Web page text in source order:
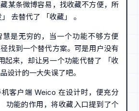
某条微博容易，找收藏不方便，所
去替代了 「收藏」 。
慧是无穷的，当一个功能不够方便
找到一个替代方案。可是用户没有
起来，却让另一个功能代替了 「收
设计的一大失误了吧。
客户端 Weico 在设计时，便充分
功能的作用，将收藏入口提到了个